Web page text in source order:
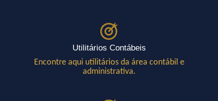
Utilitários Contábeis
Encontre aqui utilitários da área contábil e
administrativa.